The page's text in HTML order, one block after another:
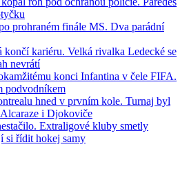
prohraném finále MS. Dva parádní
končí kariéru. Velká rivalka Ledecké se
nevrátí
konci Infantina v čele FIFA.
podvodníkem
hned v prvním kole. Turnaj byl
i Djokoviče
Extraligové kluby smetly
si řídit hokej samy